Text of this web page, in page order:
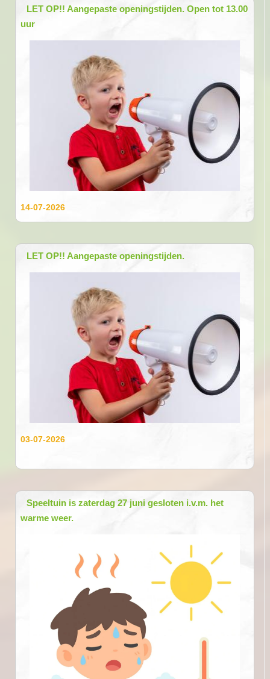
LET OP!! Aangepaste openingstijden. Open tot 13.00
uur
14-07-2026
LET OP!! Aangepaste openingstijden.
03-07-2026
Speeltuin is zaterdag 27 juni gesloten i.v.m. het
warme weer.